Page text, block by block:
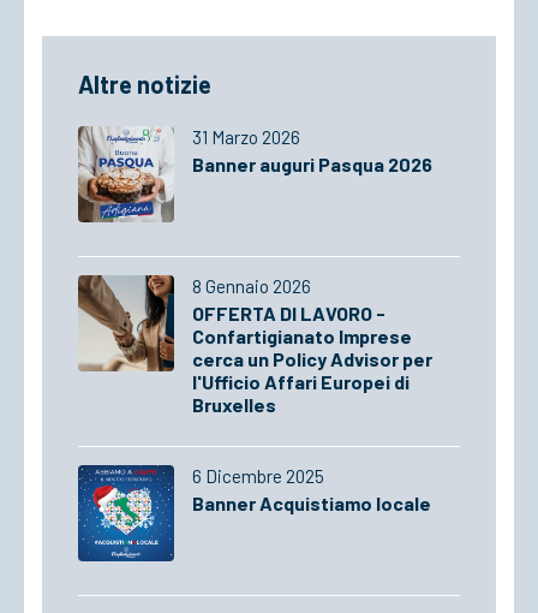
Altre notizie
31 Marzo 2026
Banner auguri Pasqua 2026
8 Gennaio 2026
OFFERTA DI LAVORO -
Confartigianato Imprese
cerca un Policy Advisor per
l'Ufficio Affari Europei di
Bruxelles
6 Dicembre 2025
Banner Acquistiamo locale